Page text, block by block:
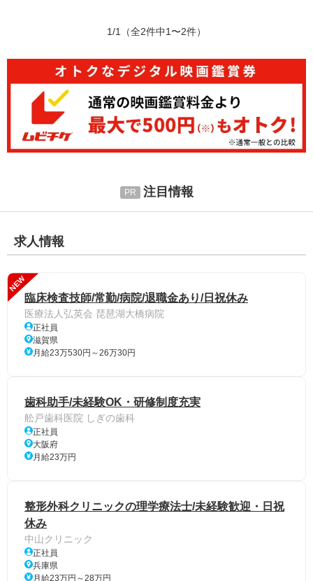
1/1 （全2件中1〜2件）
注目情報
求人情報
NEW
臨床検査技師/常勤/病院/退職金あり/日祝休み
医療法人弘英会 琵琶湖大橋病院
正社員
滋賀県
月給23万530円～26万30円
歯科助手/未経験OK・研修制度充実
舩戸歯科医院 しぎの歯科
正社員
大阪府
月給23万円
整形外科クリニックの理学療法士/未経験歓迎・日祝
休み
中山クリニック
正社員
兵庫県
月給23万円～28万円